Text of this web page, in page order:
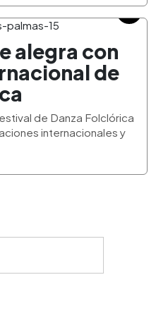
alegra con
de
de Danza Folclórica
internacionales y